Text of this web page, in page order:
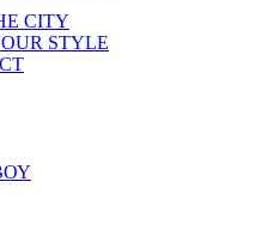
CITY
STYLE